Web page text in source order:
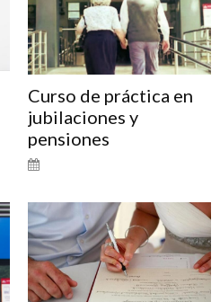
Curso de práctica en
jubilaciones y
pensiones